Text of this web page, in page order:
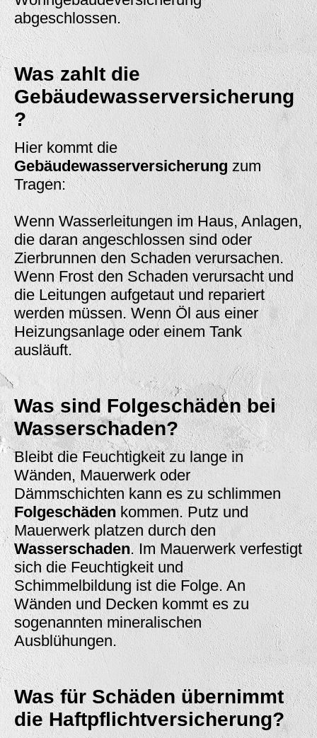
abgeschlossen.
Was zahlt die
Gebäudewasserversicherung
?
Hier kommt die
Gebäudewasserversicherungzum
Tragen:
Wenn Wasserleitungen im Haus, Anlagen,
die daran angeschlossen sind oder
Zierbrunnen den Schaden verursachen.
Wenn Frost den Schaden verursacht und
die Leitungen aufgetaut und repariert
werden müssen. Wenn Öl aus einer
Heizungsanlage oder einem Tank
ausläuft.
Was sind Folgeschäden bei
Wasserschaden?
Bleibt die Feuchtigkeit zu lange in
Wänden, Mauerwerk oder
Dämmschichten kann es zu schlimmen
Folgeschädenkommen. Putz und
Mauerwerk platzen durch den
Wasserschaden. Im Mauerwerk verfestigt
sich die Feuchtigkeit und
Schimmelbildung ist die Folge. An
Wänden und Decken kommt es zu
sogenannten mineralischen
Ausblühungen.
Was für Schäden übernimmt
die Haftpflichtversicherung?